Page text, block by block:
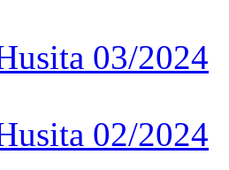
03/2024
02/2024